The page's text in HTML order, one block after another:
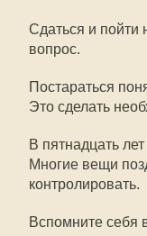
Сдаться и пойти
вопрос.
Постараться
Это сделать
В пятнадцать
Многие вещи
контролировать.
Вспомните себя